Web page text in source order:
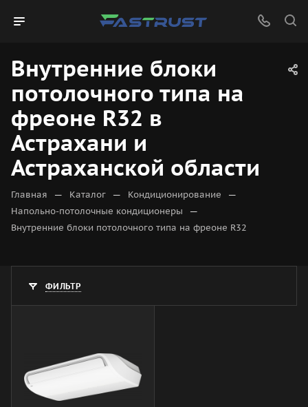
Внутренние блоки
потолочного типа на
фреоне R32 в
Астрахани и
Астраханской области
Главная — Каталог — Кондиционирование —
Напольно-потолочные кондиционеры —
Внутренние блоки потолочного типа на фреоне R32
ФИЛЬТР